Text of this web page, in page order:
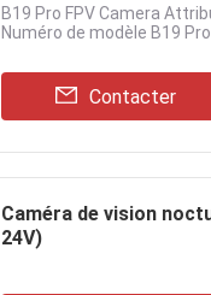
B19 Pro FPV Camera
Numéro de modèle B19
Contacter
Caméra de vision
24V)